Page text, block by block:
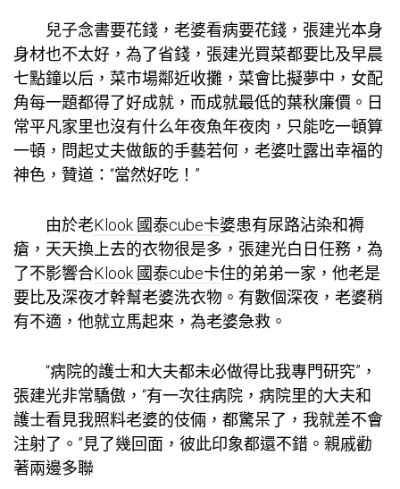
兒子念書要花錢，老婆看病要花錢，張建光本身
身材也不太好，為了省錢，張建光買菜都要比及早晨
七點鐘以后，菜市場鄰近收攤，菜會比擬夢中，女配
角每一題都得了好成就，而成就最低的葉秋廉價。日
常平凡家里也沒有什么年夜魚年夜肉，只能吃一頓算
一頓，問起丈夫做飯的手藝若何，老婆吐露出幸福的
神色，贊道：“當然好吃！”
由於老Klook 國泰cube卡婆患有尿路沾染和褥
瘡，天天換上去的衣物很是多，張建光白日任務，為
了不影響合Klook 國泰cube卡住的弟弟一家，他老是
要比及深夜才幹幫老婆洗衣物。有數個深夜，老婆稍
有不適，他就立馬起來，為老婆急救。
“病院的護士和大夫都未必做得比我專門研究”，
張建光非常驕傲，“有一次往病院，病院里的大夫和
護士看見我照料老婆的伎倆，都驚呆了，我就差不會
注射了。”見了幾回面，彼此印象都還不錯。親戚勸
著兩邊多聯